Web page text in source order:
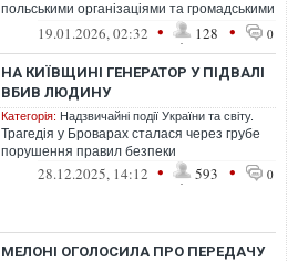
польськими організаціями та громадськими
рухами19.01.2026, 02:32 • 128 • 0
НА КИЇВЩИНІ ГЕНЕРАТОР У ПІДВАЛІ
ВБИВ ЛЮДИНУ
Категорія: Надзвичайні події України та світу.
Трагедія у Броварах сталася через грубе
порушення правил безпеки
28.12.2025, 14:12 • 593 • 0
МЕЛОНІ ОГОЛОСИЛА ПРО ПЕРЕДАЧУ